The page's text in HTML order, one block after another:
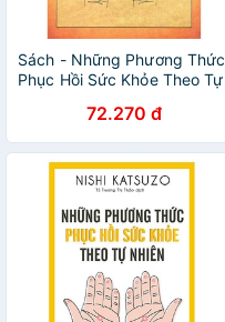
Sách - Những Phương Thức
Phục Hồi Sức Khỏe Theo Tự
72.270 đ